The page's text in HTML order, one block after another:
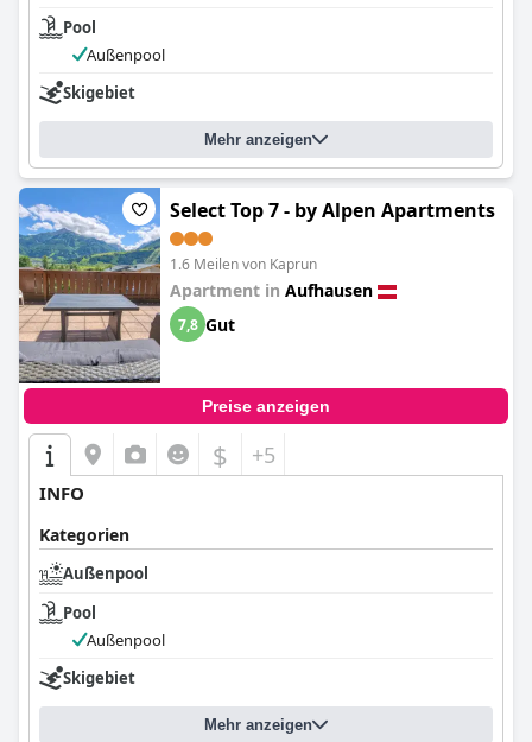
Pool
Außenpool
Skigebiet
Mehr anzeigen
Select Top 7 - by Alpen Apartments
1.6 Meilen von Kaprun
Apartment in Aufhausen
7,8 Gut
Preise anzeigen
$ +5
INFO
Kategorien
Außenpool
Pool
Außenpool
Skigebiet
Mehr anzeigen